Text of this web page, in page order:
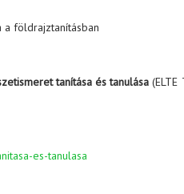
a földrajztanításban
tanítása és tanulása
es-tanulasa